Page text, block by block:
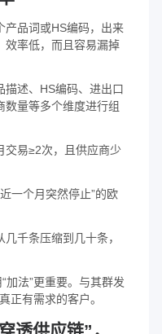
产品词或HS编码，出来
效率低，而且容易漏掉
描述、HS编码、进出口
数量等多个维度进行组
交易≥2次，且供应商少
一个月突然停止”的欧
千条压缩到几十条，
加法”更重要。与其群发
正有需求的客户。
透供应链”，